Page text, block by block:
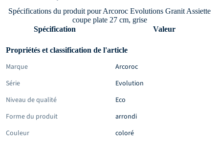
Spécifications du produit pour Arcoroc Evolutions Granit Assiette
coupe plate 27 cm, grise
Spécification
Valeur
Propriétés et classification de l'article
Marque
Arcoroc
Série
Evolution
Niveau de qualité
Eco
Forme du produit
arrondi
Couleur
coloré